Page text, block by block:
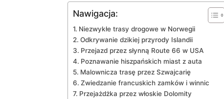
Nawigacja:
Niezwykłe trasy drogowe w Norwegii
Odkrywanie dzikiej przyrody Islandii
Przejazd przez słynną‍ Route 66 w USA
Poznawanie⁣ hiszpańskich miast​ z auta
Malownicza trasę przez Szwajcarię
Zwiedzanie francuskich zamków i winnic
Przejażdżka przez włoskie Dolomity